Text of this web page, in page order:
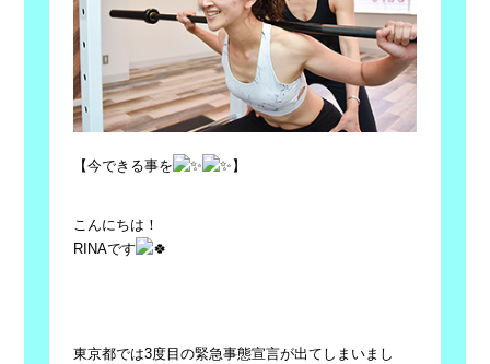
【今できる事を 】
こんにちは！
RINAです
東京都では3度目の緊急事態宣言が出てしまいまし